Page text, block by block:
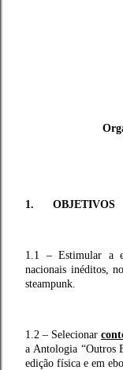
1. OBJETIVOS
1.1 – Estimular a
nacionais inéditos,
steampunk.
1.2 – Selecionar
a Antologia “Outros
edição física e em